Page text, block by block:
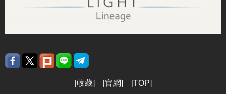
[收藏] [官網] [TOP]